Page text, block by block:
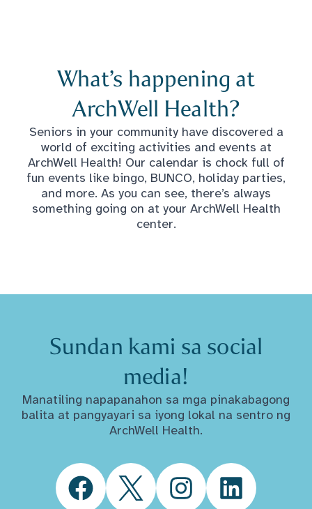
What’s happening at
ArchWell Health?
Seniors in your community have discovered a
world of exciting activities and events at
ArchWell Health! Our calendar is chock full of
fun events like bingo, BUNCO, holiday parties,
and more. As you can see, there’s always
something going on at your ArchWell Health
center.
Sundan kami sa social
media!
Manatiling napapanahon sa mga pinakabagong
balita at pangyayari sa iyong lokal na sentro ng
ArchWell Health.
FacebookTwitter InstagramLinkedIn